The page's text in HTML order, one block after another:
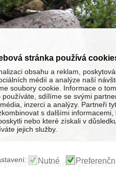
na zahradě i za oknem
stránka používá
obsahu a reklam,
médií a analýze naší
soubory cookie. Informace o
používáte, sdílíme se svými
inzerci a analýzy. Partneři
s dalšími informacemi,
nebo které získali v
jejich služby.
Nutné